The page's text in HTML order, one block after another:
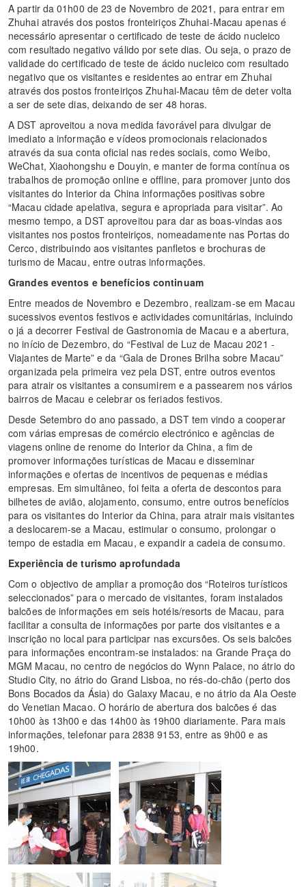
A partir da 01h00 de 23 de Novembro de 2021, para entrar em
Zhuhai através dos postos fronteiriços Zhuhai-Macau apenas é
necessário apresentar o certificado de teste de ácido nucleico
com resultado negativo válido por sete dias. Ou seja, o prazo de
validade do certificado de teste de ácido nucleico com resultado
negativo que os visitantes e residentes ao entrar em Zhuhai
através dos postos fronteiriços Zhuhai-Macau têm de deter volta
a ser de sete dias, deixando de ser 48 horas.
A DST aproveitou a nova medida favorável para divulgar de
imediato a informação e vídeos promocionais relacionados
através da sua conta oficial nas redes sociais, como Weibo,
WeChat, Xiaohongshu e Douyin, e manter de forma contínua os
trabalhos de promoção online e offline, para promover junto dos
visitantes do Interior da China informações positivas sobre
“Macau cidade apelativa, segura e apropriada para visitar”. Ao
mesmo tempo, a DST aproveitou para dar as boas-vindas aos
visitantes nos postos fronteiriços, nomeadamente nas Portas do
Cerco, distribuindo aos visitantes panfletos e brochuras de
turismo de Macau, entre outras informações.
Grandes eventos e benefícios continuam
Entre meados de Novembro e Dezembro, realizam-se em Macau
sucessivos eventos festivos e actividades comunitárias, incluindo
o já a decorrer Festival de Gastronomia de Macau e a abertura,
no início de Dezembro, do “Festival de Luz de Macau 2021 -
Viajantes de Marte” e da “Gala de Drones Brilha sobre Macau”
organizada pela primeira vez pela DST, entre outros eventos
para atrair os visitantes a consumirem e a passearem nos vários
bairros de Macau e celebrar os feriados festivos.
Desde Setembro do ano passado, a DST tem vindo a cooperar
com várias empresas de comércio electrónico e agências de
viagens online de renome do Interior da China, a fim de
promover informações turísticas de Macau e disseminar
informações e ofertas de incentivos de pequenas e médias
empresas. Em simultâneo, foi feita a oferta de descontos para
bilhetes de avião, alojamento, consumo, entre outros benefícios
para os visitantes do Interior da China, para atrair mais visitantes
a deslocarem-se a Macau, estimular o consumo, prolongar o
tempo de estadia em Macau, e expandir a cadeia de consumo.
Experiência de turismo aprofundada
Com o objectivo de ampliar a promoção dos “Roteiros turísticos
seleccionados” para o mercado de visitantes, foram instalados
balcões de informações em seis hotéis/resorts de Macau, para
facilitar a consulta de informações por parte dos visitantes e a
inscrição no local para participar nas excursões. Os seis balcões
para informações encontram-se instalados: na Grande Praça do
MGM Macau, no centro de negócios do Wynn Palace, no átrio do
Studio City, no átrio do Grand Lisboa, no rés-do-chão (perto dos
Bons Bocados da Ásia) do Galaxy Macau, e no átrio da Ala Oeste
do Venetian Macao. O horário de abertura dos balcões é das
10h00 às 13h00 e das 14h00 às 19h00 diariamente. Para mais
informações, telefonar para 2838 9153, entre as 9h00 e as
19h00.